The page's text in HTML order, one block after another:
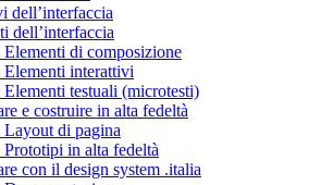
dell’interfaccia
dell’interfaccia
Elementi di composizione
Elementi interattivi
Elementi testuali (microtesti)
e costruire in alta fedeltà
Layout di pagina
Prototipi in alta fedeltà
con il design system .italia